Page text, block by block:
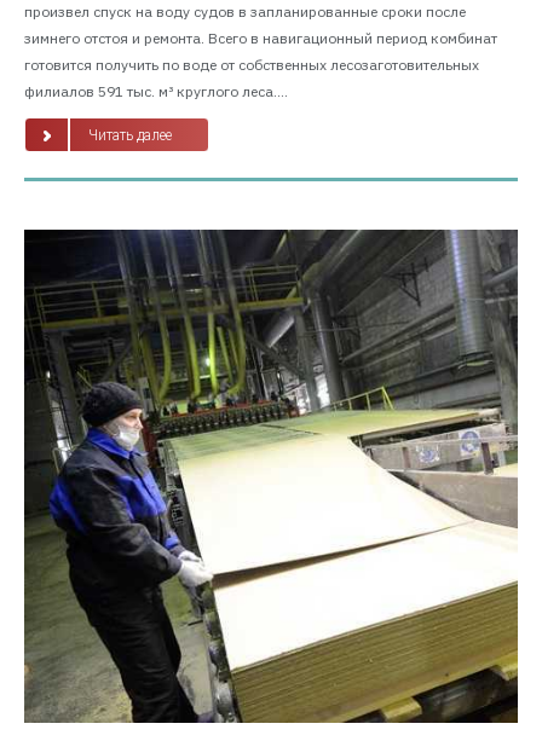
произвел спуск на воду судов в запланированные сроки после
зимнего отстоя и ремонта. Всего в навигационный период комбинат
готовится получить по воде от собственных лесозаготовительных
филиалов 591 тыс. м³ круглого леса....
Читать далее